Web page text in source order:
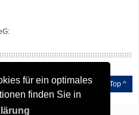
für ein optimales
finden Sie in
Top ^